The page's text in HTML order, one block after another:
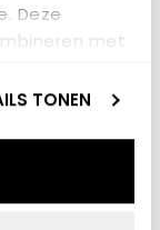
Deze
met
uw gebruik
TONEN
NIEUWSBERICHT